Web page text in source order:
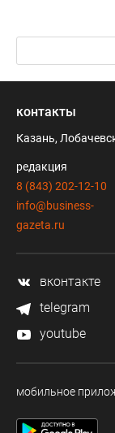
контакты
Казань,
редакция
8 (843) 202-12-10
info@business-
gazeta.ru
вконтакте
telegram
youtube
мобильное